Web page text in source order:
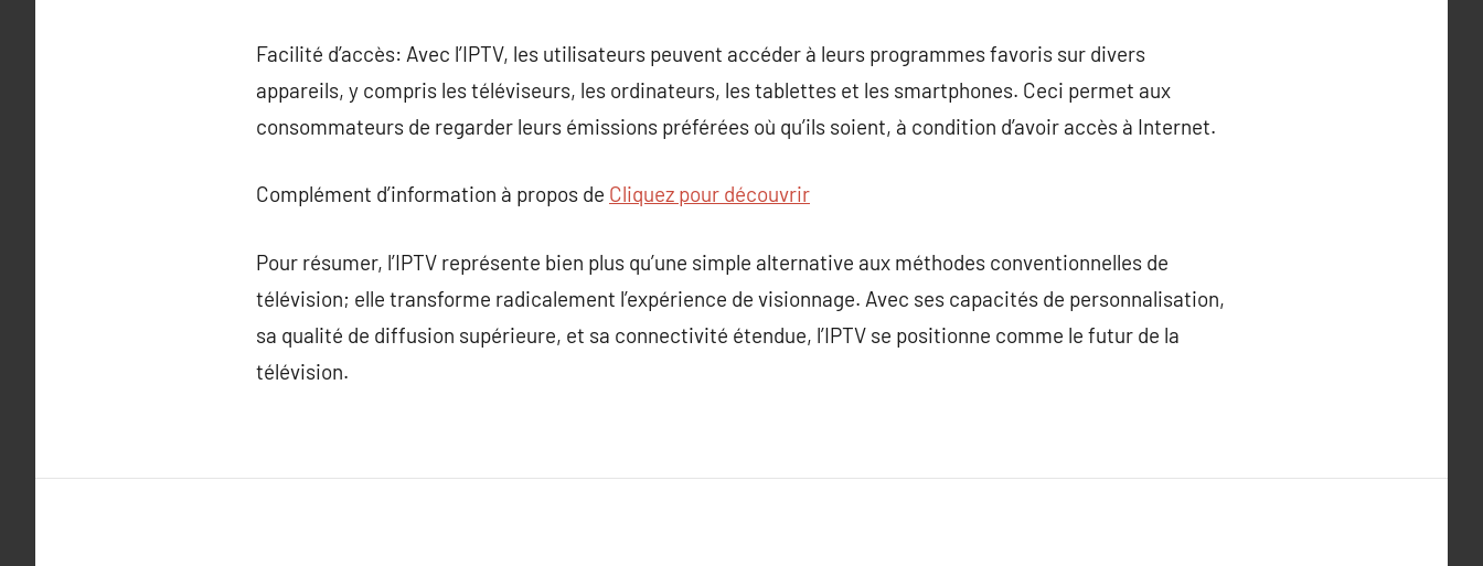
Facilité d’accès: Avec l’IPTV, les utilisateurs peuvent accéder à leurs programmes favoris sur divers
appareils, y compris les téléviseurs, les ordinateurs, les tablettes et les smartphones. Ceci permet aux
consommateurs de regarder leurs émissions préférées où qu’ils soient, à condition d’avoir accès à Internet.
Complément d’information à propos de Cliquez pour découvrir
Pour résumer, l’IPTV représente bien plus qu’une simple alternative aux méthodes conventionnelles de
télévision; elle transforme radicalement l’expérience de visionnage. Avec ses capacités de personnalisation,
sa qualité de diffusion supérieure, et sa connectivité étendue, l’IPTV se positionne comme le futur de la
télévision.